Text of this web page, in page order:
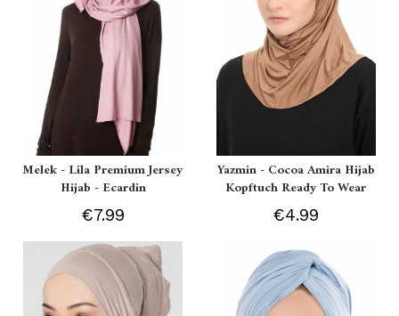
Melek - Lila Premium Jersey
Hijab - Ecardin
€7.99
Yazmin - Cocoa Amira Hijab
Kopftuch Ready To Wear
€4.99